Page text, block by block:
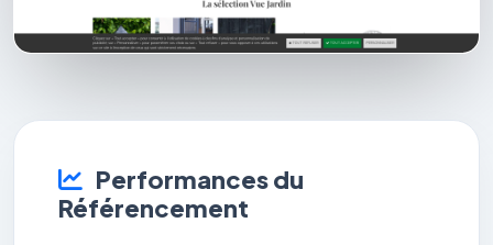
Performances du
Référencement